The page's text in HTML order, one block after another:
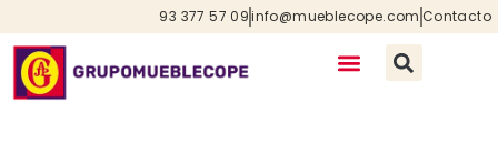
93 377 57 09info@mueblecope.com Contacto